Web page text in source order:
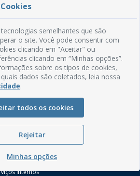
78, Centro
- Mamanguape/PB
3292-2246
à Sexta, das 08h às 13h
do Site
Glossário
Ouvidoria
Internos
semelhantes que são
o site. Você pode consentir com
clicando em "Aceitar" ou
clicando em “Minhas opções”.
sobre os tipos de cookies,
dados são coletados, leia nossa
.
todos os cookies
Rejeitar
Minhas opções